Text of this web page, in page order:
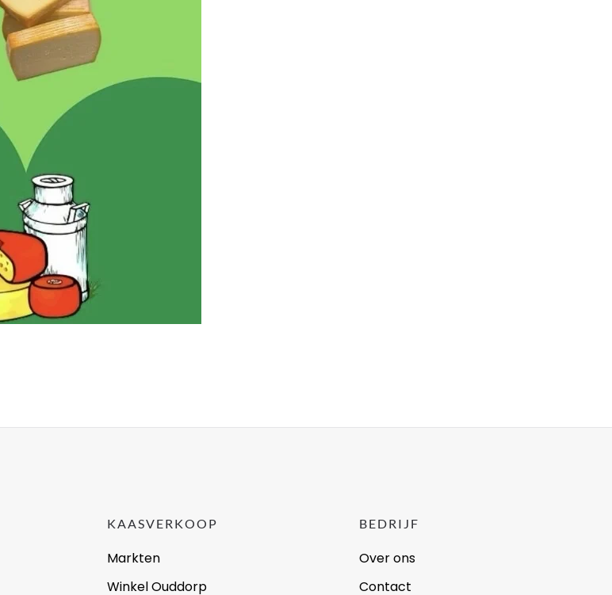
KAASVERKOOP
Markten
Winkel Ouddorp
BEDRIJF
Over ons
Contact